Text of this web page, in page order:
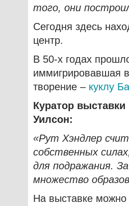
того, они
Сегодня здесь
центр.
В 50-х годах
иммигрировавшая
творение – куклу
Куратор
Уилсон:
«Рут Хэндлер
собственных
для подражания.
множество
На выставке можно